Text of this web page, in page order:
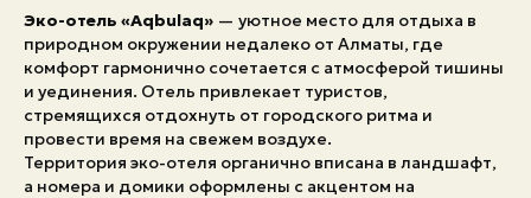
Эко-отель «Aqbulaq» — уютное место для отдыха в
природном окружении недалеко от Алматы, где
комфорт гармонично сочетается с атмосферой тишины
и уединения. Отель привлекает туристов,
стремящихся отдохнуть от городского ритма и
провести время на свежем воздухе.
Территория эко-отеля органично вписана в ландшафт,
а номера и домики оформлены с акцентом на
Дата и время Погода в Алматы
26°C
Мероприятия